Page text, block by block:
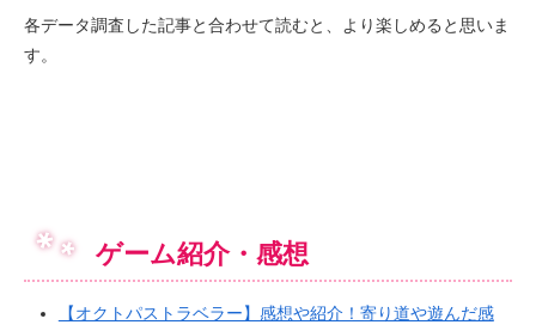
各データ調査した記事と合わせて読むと、より楽しめると思いま
す。
ゲーム紹介・感想
【オクトパストラベラー】感想や紹介！寄り道や遊んだ感